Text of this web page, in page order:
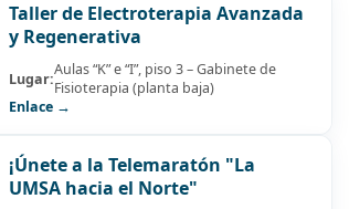
Taller de Electroterapia Avanzada
y Regenerativa
Lugar:Aulas “K” e “I”, piso 3 – Gabinete de
Fisioterapia (planta baja)
Enlace →
¡Únete a la Telemaratón "La
UMSA hacia el Norte"